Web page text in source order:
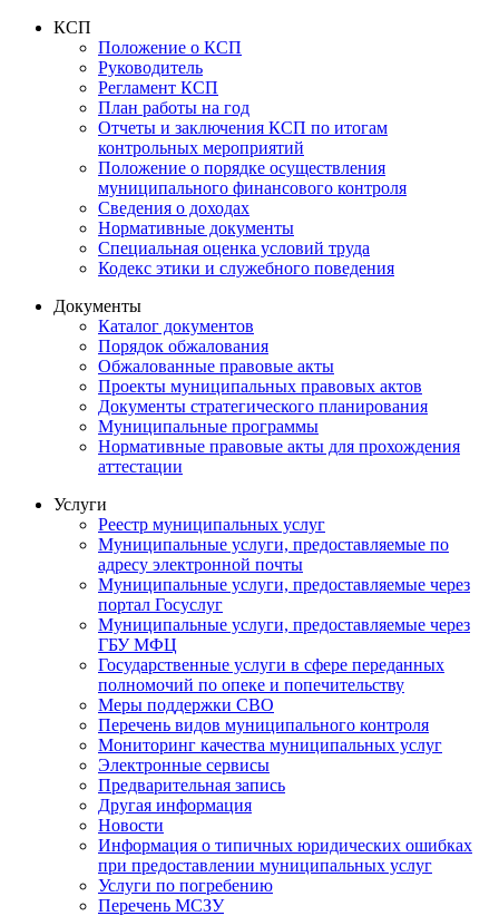
КСП
Положение о КСП
Руководитель
Регламент КСП
План работы на год
Отчеты и заключения КСП по итогам
контрольных мероприятий
Положение о порядке осуществления
муниципального финансового контроля
Сведения о доходах
Нормативные документы
Специальная оценка условий труда
Кодекс этики и служебного поведения
Документы
Каталог документов
Порядок обжалования
Обжалованные правовые акты
Проекты муниципальных правовых актов
Документы стратегического планирования
Муниципальные программы
Нормативные правовые акты для прохождения
аттестации
Услуги
Реестр муниципальных услуг
Муниципальные услуги, предоставляемые по
адресу электронной почты
Муниципальные услуги, предоставляемые через
портал Госуслуг
Муниципальные услуги, предоставляемые через
ГБУ МФЦ
Государственные услуги в сфере переданных
полномочий по опеке и попечительству
Меры поддержки СВО
Перечень видов муниципального контроля
Мониторинг качества муниципальных услуг
Электронные сервисы
Предварительная запись
Другая информация
Новости
Информация о типичных юридических ошибках
при предоставлении муниципальных услуг
Услуги по погребению
Перечень МСЗУ